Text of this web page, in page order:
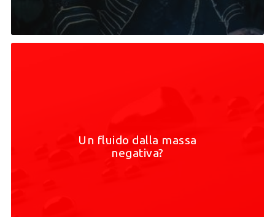
Un fluido dalla massa
negativa?